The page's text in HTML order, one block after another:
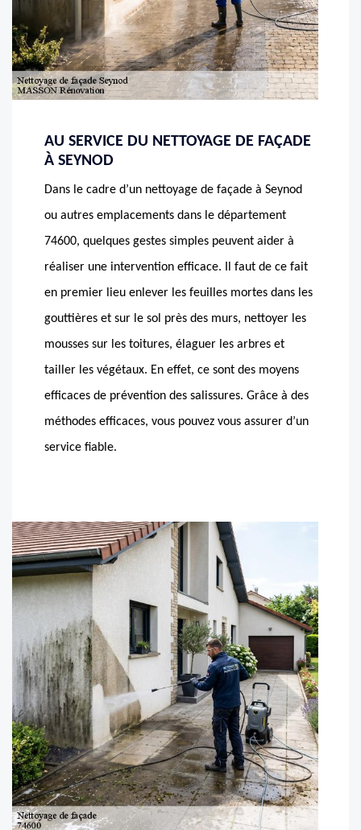
AU SERVICE DU NETTOYAGE DE FAÇADE
À SEYNOD
Dans le cadre d’un nettoyage de façade à Seynod
ou autres emplacements dans le département
74600, quelques gestes simples peuvent aider à
réaliser une intervention efficace. Il faut de ce fait
en premier lieu enlever les feuilles mortes dans les
gouttières et sur le sol près des murs, nettoyer les
mousses sur les toitures, élaguer les arbres et
tailler les végétaux. En effet, ce sont des moyens
efficaces de prévention des salissures. Grâce à des
méthodes efficaces, vous pouvez vous assurer d’un
service fiable.